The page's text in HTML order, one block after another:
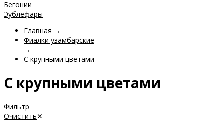
Бегонии
Эублефары
Главная →
Фиалки узамбарские
→
С крупными цветами
С крупными цветами
Фильтр
Очистить✕